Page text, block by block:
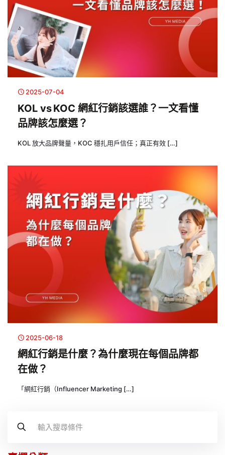
2025-07-04
KOL vs KOC 網紅行銷該選誰？一文看懂
品牌該怎麼選？
KOL 放大品牌聲量，KOC 穩扎用戶信任；真正有效 […]
2025-06-18
網紅行銷是什麼？為什麼現在每個品牌都
在做？
「網紅行銷（Influencer Marketing […]